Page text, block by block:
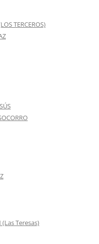
TERCEROS)
(Las Teresas)